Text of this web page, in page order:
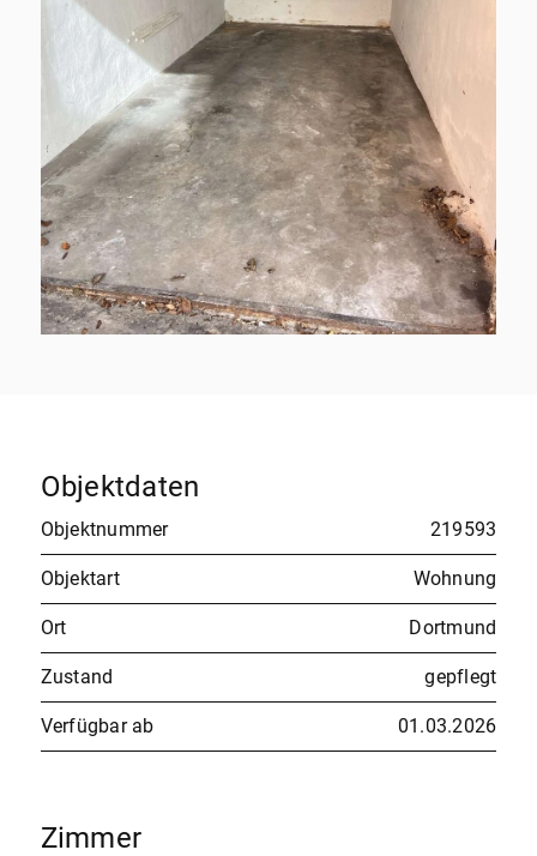
Objektdaten
Objektnummer 219593
Objektart Wohnung
Ort Dortmund
Zustand gepflegt
Verfügbar ab 01.03.2026
Zimmer